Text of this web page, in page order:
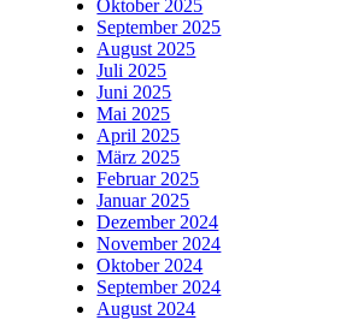
Oktober 2025
September 2025
August 2025
Juli 2025
Juni 2025
Mai 2025
April 2025
März 2025
Februar 2025
Januar 2025
Dezember 2024
November 2024
Oktober 2024
September 2024
August 2024